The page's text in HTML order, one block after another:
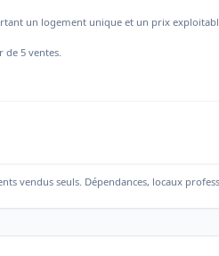
un logement unique et un prix
de 5 ventes.
vendus seuls. Dépendances, locaux